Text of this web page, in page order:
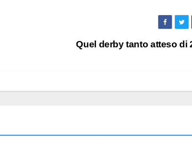
Quel derby tanto atteso di